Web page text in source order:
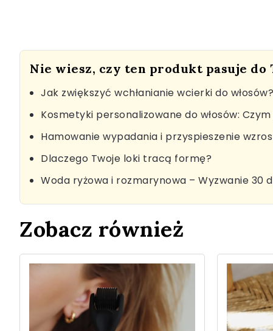
Nie wiesz, czy ten produkt pasuje do
Jak zwiększyć wchłanianie wcierki do włosów?
Kosmetyki personalizowane do włosów:
Hamowanie wypadania i przyspieszenie
Dlaczego Twoje loki tracą formę?
Woda ryżowa i rozmarynowa – Wyzwanie 30
Zobacz również